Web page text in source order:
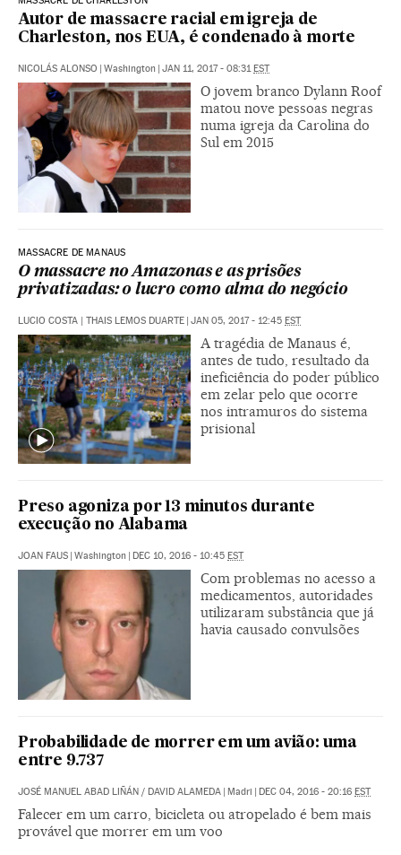
Autor de massacre racial em igreja de
Charleston, nos EUA, é condenado à morte
NICOLÁS ALONSO | Washington | JAN 11, 2017 - 08:31 EST
O jovem branco Dylann Roof
matou nove pessoas negras
numa igreja da Carolina do
Sul em 2015
MASSACRE DE MANAUS
O massacre no Amazonas e as prisões
privatizadas: o lucro como alma do negócio
LUCIO COSTA | THAIS LEMOS DUARTE | JAN 05, 2017 - 12:45 EST
A tragédia de Manaus é,
antes de tudo, resultado da
ineficiência do poder público
em zelar pelo que ocorre
nos intramuros do sistema
prisional
Preso agoniza por 13 minutos durante
execução no Alabama
JOAN FAUS Washington DEC 10, 2016 - 10:45 EST
Com problemas no acesso a
medicamentos, autoridades
utilizaram substância que já
havia causado convulsões
Probabilidade de morrer em um avião: uma
entre 9.737
JOSÉ MANUEL ABAD LIÑÁN / DAVID ALAMEDA Madri DEC 04, 2016 - 20:16 EST
Falecer em um carro, bicicleta ou atropelado é bem mais
provável que morrer em um voo